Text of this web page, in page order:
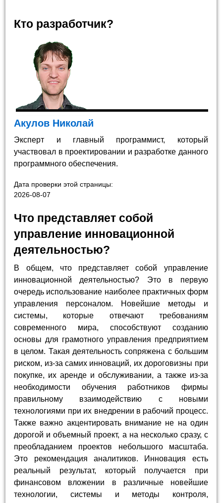
Кто разработчик?
Акулов Николай
Эксперт и главный программист, который
участвовал в проектировании и разработке данного
программного обеспечения.
Дата проверки этой страницы:
2026-08-07
Что представляет собой
управление инновационной
деятельностью?
В общем, что представляет собой управление
инновационной деятельностью? Это в первую
очередь использование наиболее практичных форм
управления персоналом. Новейшие методы и
системы, которые отвечают требованиям
современного мира, способствуют созданию
основы для грамотного управления предприятием
в целом. Такая деятельность сопряжена с большим
риском, из-за самих инноваций, их дороговизны при
покупке, их аренде и обслуживании, а также из-за
необходимости обучения работников фирмы
правильному взаимодействию с новыми
технологиями при их внедрении в рабочий процесс.
Также важно акцентировать внимание не на один
дорогой и объемный проект, а на несколько сразу, с
преобладанием проектов небольшого масштаба.
Это рекомендация аналитиков. Инновация есть
реальный результат, который получается при
финансовом вложении в различные новейшие
технологии, системы и методы контроля,